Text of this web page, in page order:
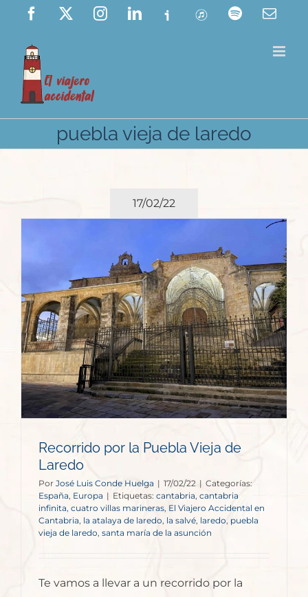
Saltar
contenido
Facebook InstagramLinkedIn
Ivoox ITunes Spotify
puebla vieja de laredo
17/02/22
Recorrido por la Puebla Vieja de
Laredo
Por José Luis Conde Huelga | 17/02/22 | Categorías:
España, Europa | Etiquetas: cantabria, cantabria
infinita, cuatro villas marineras, El Viajero Accidental en
Cantabria, la atalaya de laredo, la salvé laredo, puebla
vieja de laredo santa maría de la asunción
Te vamos a llevar a un recorrido por la